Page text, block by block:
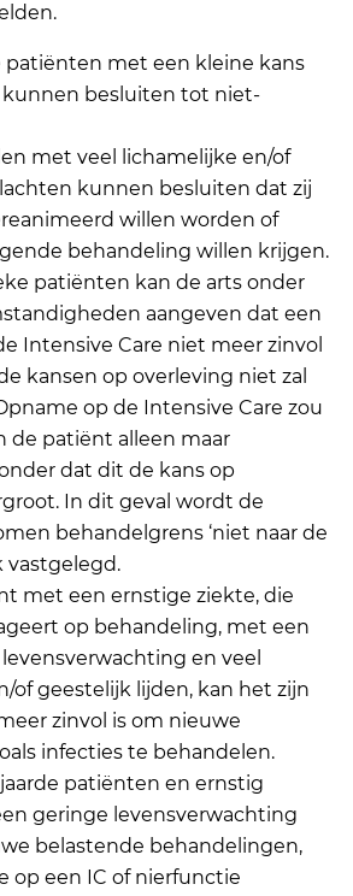
patiënten met een kleine kans
besluiten tot niet-
met veel lichamelijke en/of
kunnen besluiten dat zij
willen worden of
behandeling willen krijgen.
patiënten kan de arts onder
aangeven dat een
Intensive Care niet meer zinvol
kansen op overleving niet zal
op de Intensive Care zou
de patiënt alleen maar
dat dit de kans op
In dit geval wordt de
behandelgrens ‘niet naar de
vastgelegd.
met een ernstige ziekte, die
op behandeling, met een
en veel
of geestelijk lijden, kan het zijn
zinvol is om nieuwe
infecties te behandelen.
patiënten en ernstig
geringe levensverwachting
belastende behandelingen,
op een IC of nierfunctie